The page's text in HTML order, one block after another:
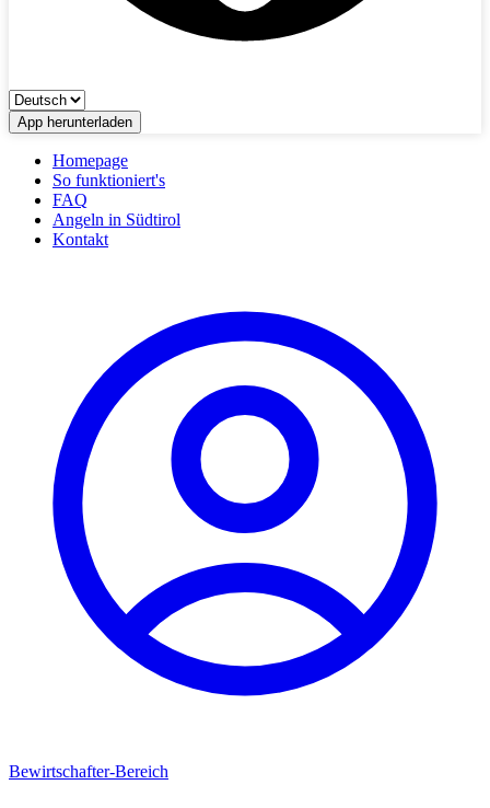
App herunterladen
Homepage
So funktioniert's
FAQ
Angeln in Südtirol
Kontakt
Bewirtschafter-Bereich